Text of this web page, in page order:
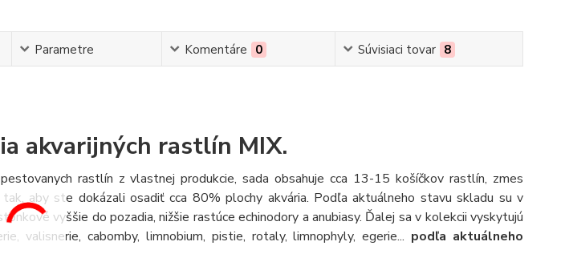
Parametre Komentáre 0 Súvisiaci tovar 8
akvarijných rastlín MIX.
rastlín z vlastnej produkcie, sada obsahuje cca 13-15 košíčkov rastlín, zmes
tak, aby ste dokázali osadiť cca 80% plochy akvária. Podľa aktuálneho stavu skladu su v
vyššie do pozadia, nižšie rastúce echinodory a anubiasy. Ďalej sa v kolekcii vyskytujú
valisnerie, cabomby, limnobium, pistie, rotaly, limnophyly, egerie... podľa aktuálneho